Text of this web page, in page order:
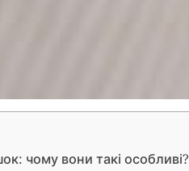
чому вони такі особливі?